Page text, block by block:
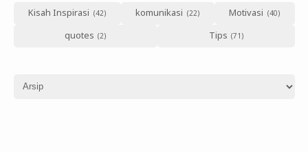
Kisah Inspirasi komunikasi
Motivasi
quotes
Tips